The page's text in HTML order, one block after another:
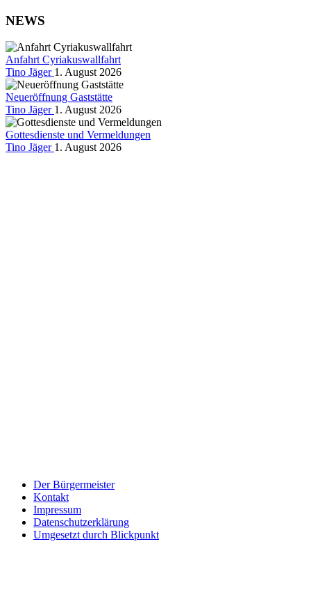
NEWS
Anfahrt Cyriakuswallfahrt
Tino Jäger 1. August 2026
Neueröffnung Gaststätte
Tino Jäger 1. August 2026
Gottesdienste und Vermeldungen
Tino Jäger 1. August 2026
Der Bürgermeister
Kontakt
Impressum
Datenschutzerklärung
Umgesetzt durch Blickpunkt